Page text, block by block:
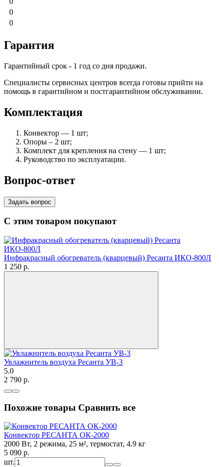
0
0
Гарантия
Гарантийный срок - 1 год со дня продажи.
Специалисты сервисных центров всегда готовы прийти на
помощь в гарантийном и постгарантийном обслуживании.
Комплектация
Конвектор — 1 шт;
Опоры – 2 шт;
Комплект для крепления на стену — 1 шт;
Руководство по эксплуатации.
Вопрос-ответ
Задать вопрос
С этим товаром покупают
Инфракрасный обогреватель (кварцевый) Ресанта ИКО-800Л
1 250 p.
Увлажнитель воздуха Ресанта УВ-3
5.0
2 790 p.
Похожие товары Сравнить все
Конвектор РЕСАНТА ОК-2000
2000 Вт, 2 режима, 25 м², термостат, 4.9 кг
5 090 p.
шт.